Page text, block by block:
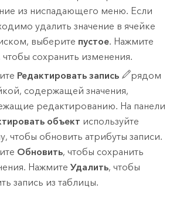
из ниспадающего меню. Если
удалить значение в ячейке
выберите пустое. Нажмите
чтобы сохранить изменения.
Редактировать запись
рядом
содержащей значения,
редактированию. На панели
объект используйте
чтобы обновить атрибуты записи.
Обновить, чтобы сохранить
НажмитеУдалить, чтобы
запись из таблицы.